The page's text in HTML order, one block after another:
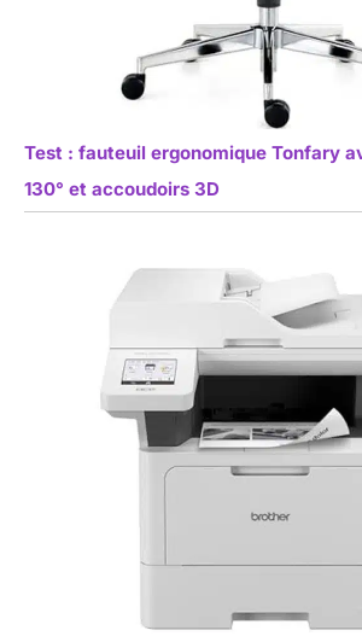
Test : fauteuil ergonomique Tonfary
130° et accoudoirs 3D